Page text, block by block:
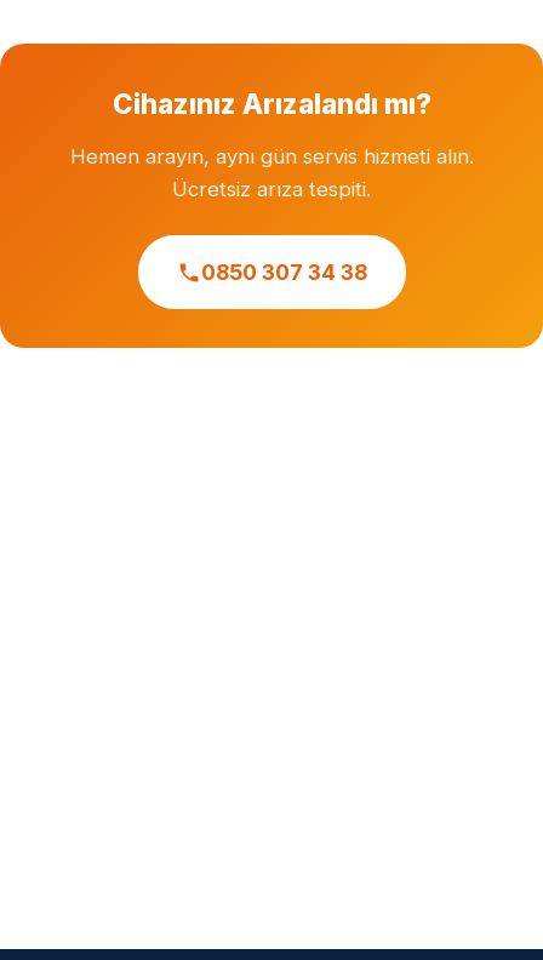
Cihazınız Arızalandı mı?
Hemen arayın, aynı gün servis hizmeti alın.
Ücretsiz arıza tespiti.
0850 307 34 38